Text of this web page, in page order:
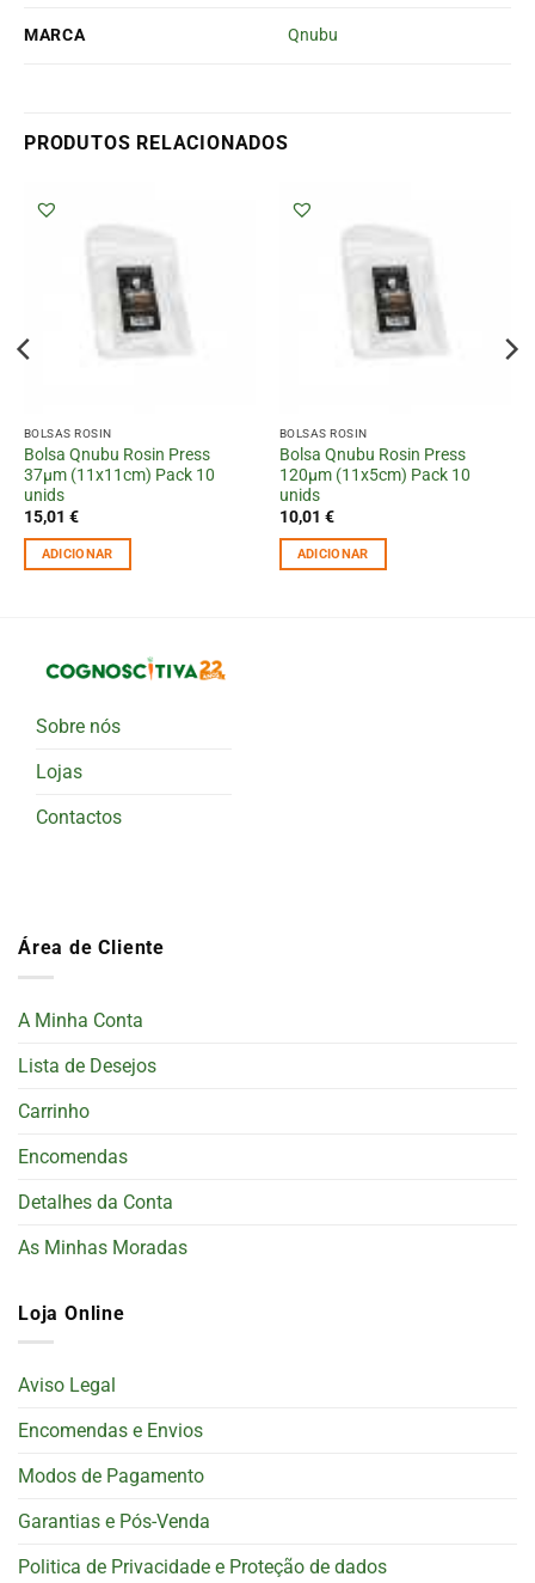
MARCA Qnubu
PRODUTOS RELACIONADOS
BOLSAS ROSIN
Bolsa Qnubu Rosin Press
37µm (11x11cm) Pack 10
unids
15,01 €
ADICIONAR
BOLSAS ROSIN
Bolsa Qnubu Rosin Press
120µm (11x5cm) Pack 10
unids
10,01 €
ADICIONAR
Sobre nós
Lojas
Contactos
Área de Cliente
A Minha Conta
Lista de Desejos
Carrinho
Encomendas
Detalhes da Conta
As Minhas Moradas
Loja Online
Aviso Legal
Encomendas e Envios
Modos de Pagamento
Garantias e Pós-Venda
Politica de Privacidade e Proteção de dados